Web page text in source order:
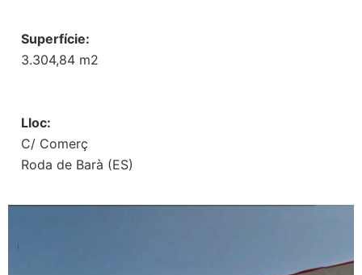
Superfície:
3.304,84 m2
Lloc:
C/ Comerç
Roda de Barà (ES)